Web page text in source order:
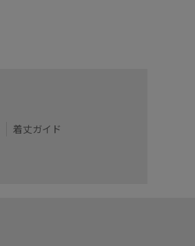
着丈ガイド